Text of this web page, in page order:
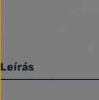
Leírás